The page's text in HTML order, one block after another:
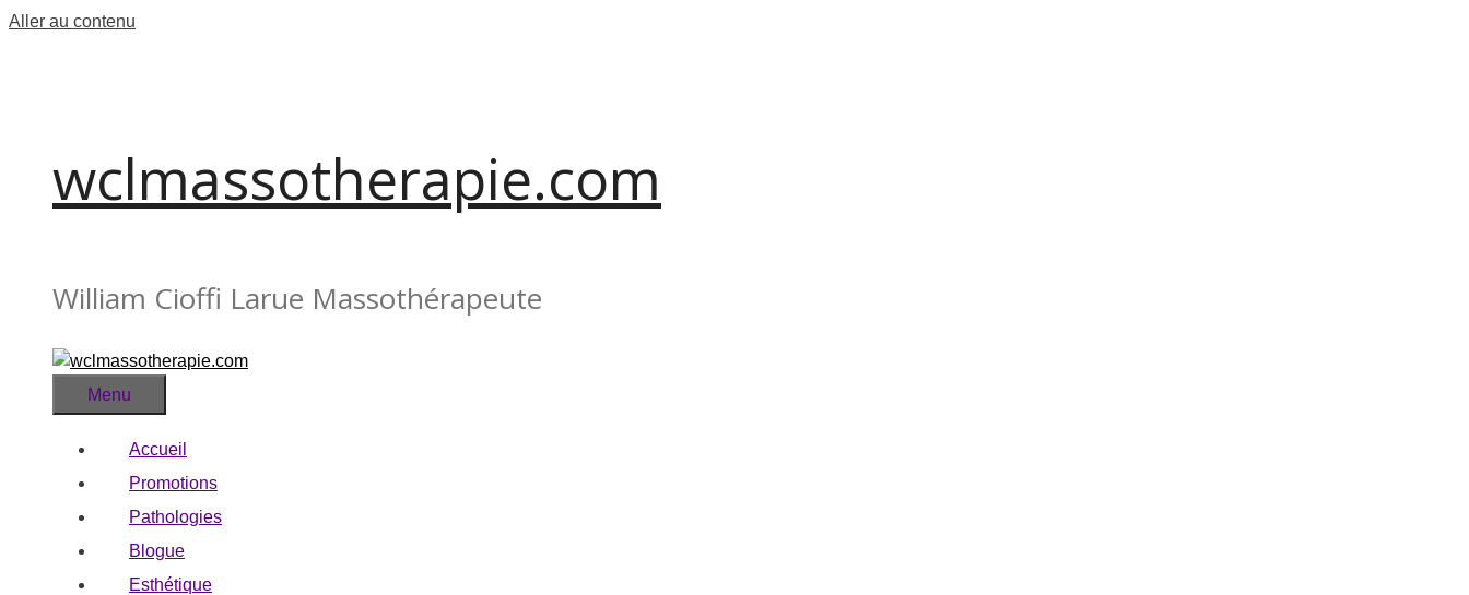
Aller au contenu
wclmassotherapie.com
William Cioffi Larue Massothérapeute
Menu
Accueil
Promotions
Pathologies
Blogue
Esthétique